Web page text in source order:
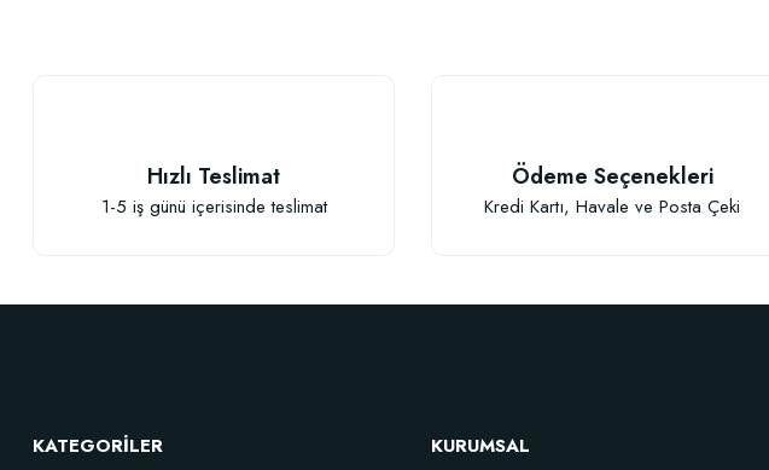
Ürün fiyatı diğer sitelerden daha pahalı.
Bu ürüne benzer farklı alternatifler olmalı.
Hızlı Teslimat
1-5 iş günü içerisinde teslimat
Ödeme Seçenekleri
Kredi Kartı, Havale ve Posta Çeki
KATEGORİLER
KURUMSAL